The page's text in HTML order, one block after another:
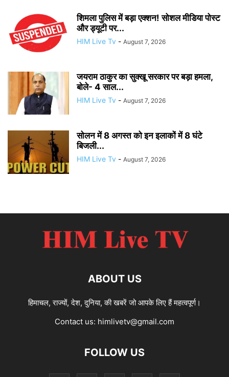
शिमला पुलिस में बड़ा एक्शन! सोशल मीडिया पोस्ट
और ड्यूटी पर...
HIM Live Tv - August 7, 2026
जयराम ठाकुर का सुक्खू सरकार पर बड़ा हमला,
बोले- 4 साल...
HIM Live Tv - August 7, 2026
सोलन में 8 अगस्त को इन इलाकों में 8 घंटे
बिजली...
HIM Live Tv - August 7, 2026
ABOUT US
हिमाचल, राज्यों, देश, दुनिया, की खबरें जो आपके लिए हैं महत्वपूर्ण।
Contact us: himlivetv@gmail.com
FOLLOW US